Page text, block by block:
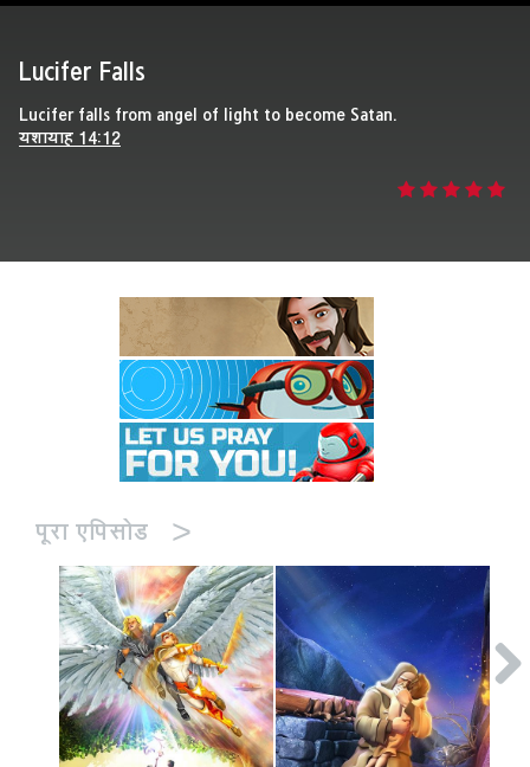
Lucifer Falls
Lucifer falls from angel of light to become Satan.
यशायाह 14:12
पूरा एपिसोड >